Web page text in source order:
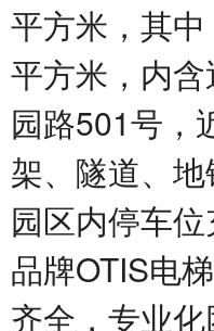
平方米，其
平方米，内
园路501号，
架、隧道、
园区内停车
品牌OTIS电
齐全，专业